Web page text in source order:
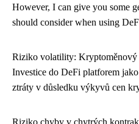
However, I can give you some
should consider when using
Riziko volatility: Kryptoměnový
Investice do DeFi platforem
ztráty v důsledku výkyvů cen
Riziko chyby v chytrých